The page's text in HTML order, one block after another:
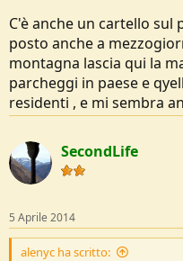
C'è anche un cartello
posto anche a
montagna lascia qui la
parcheggi in paese e
residenti , e mi sembra
SecondLife
5 Aprile 2014
alenyc ha scritto: